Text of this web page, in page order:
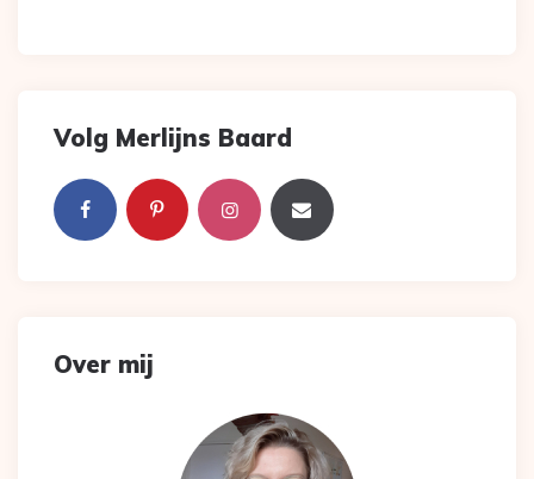
Volg Merlijns Baard
Over mij